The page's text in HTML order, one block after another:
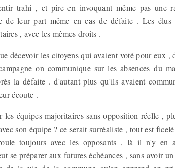
trahi , et pire en invoquant même pas une
de leur part même en cas de défaite . Les
, avec les mêmes droits .
décevoir les citoyens qui avaient voté pour eux
on communique sur les absences du
la défaite . d'autant plus qu'ils avaient
écoute .
les équipes majoritaires sans opposition réelle ,
son équipe ? ce serait surréaliste , tout est
toujours avec les opposants , là il n'y
se préparer aux futures échéances , sans avoir